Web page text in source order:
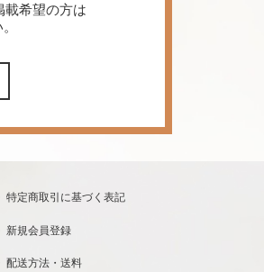
載希望の方は
特定商取引に基づく表記
新規会員登録
配送方法・送料